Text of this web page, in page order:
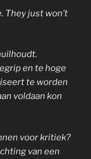
They just won’t
en te hoge
te worden
voldaan kon
voor kritiek?
van een